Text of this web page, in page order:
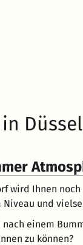
wird Ihnen
Niveau und
nach einem
zu können?